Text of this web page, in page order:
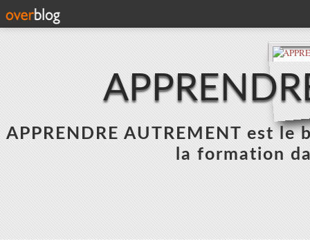
APPRENDRE AUTREMENT est
la formation